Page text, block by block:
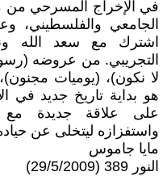
في الإخراج المسرحي من
الجامعي والفلسطيني،
اشترك مع سعد الله
التجريبي. من عروضه
لا نكون)، (يوميات
هو بداية تاريخ جديد في
على علاقة جديدة مع
واستفزازه ليتخلى عن
مايا جاموس
النور 389 (29/5/2009)